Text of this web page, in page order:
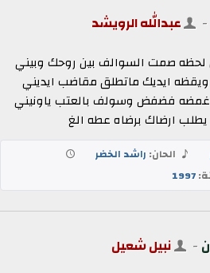
- عبدالله الرويشد
صمت السوالف بين روحك وبيني
ويقظه ايديك ماتطلق مقاضب ايديني
فضفض وسولف بالعتب ياونيني
ارضاك برضاه عطه الغ
الحان: راشد الخضر
1997
- نبيل شعيل